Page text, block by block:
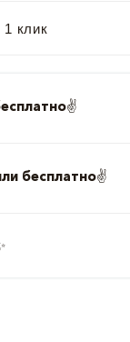
1 клик
✌️
бесплатно✌️